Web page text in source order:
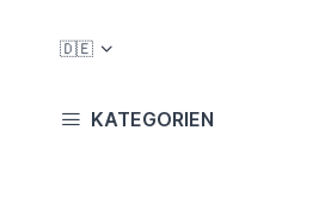
🇩🇪
KATEGORIEN